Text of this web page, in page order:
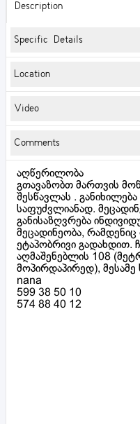
Description
Specific Details
Location
Video
Comments
აღწერილობა
გთავაზობთ მართვის
შესწავლას .
საფუძვლიანად.
განისაზღვრება
მეცადინეობა,
ეტაპობრივი გადახდით.
აღმაშენებლის 108
მოპირდაპირედ),
nana
599 38 50 10
574 88 40 12